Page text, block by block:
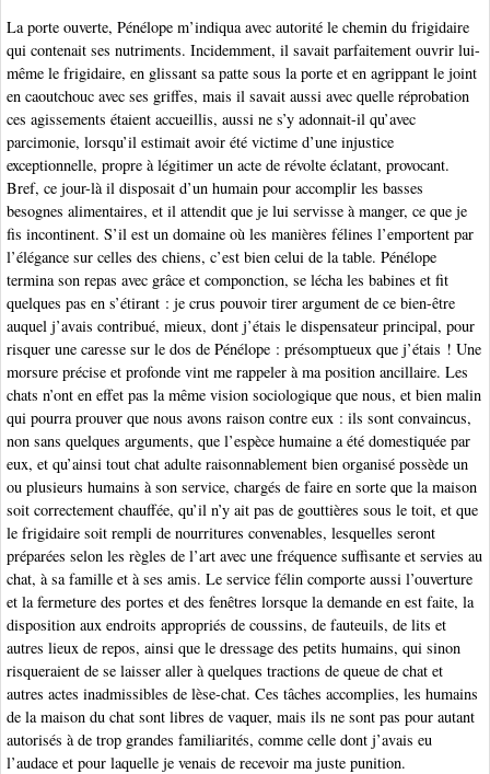
La porte ouverte, Pénélope m’indiqua avec autorité le chemin du frigidaire
qui contenait ses nutriments. Incidemment, il savait parfaitement ouvrir lui-
même le frigidaire, en glissant sa patte sous la porte et en agrippant le joint
en caoutchouc avec ses griffes, mais il savait aussi avec quelle réprobation
ces agissements étaient accueillis, aussi ne s’y adonnait-il qu’avec
parcimonie, lorsqu’il estimait avoir été victime d’une injustice
exceptionnelle, propre à légitimer un acte de révolte éclatant, provocant.
Bref, ce jour-là il disposait d’un humain pour accomplir les basses
besognes alimentaires, et il attendit que je lui servisse à manger, ce que je
fis incontinent. S’il est un domaine où les manières félines l’emportent par
l’élégance sur celles des chiens, c’est bien celui de la table. Pénélope
termina son repas avec grâce et componction, se lécha les babines et fit
quelques pas en s’étirant : je crus pouvoir tirer argument de ce bien-être
auquel j’avais contribué, mieux, dont j’étais le dispensateur principal, pour
risquer une caresse sur le dos de Pénélope : présomptueux que j’étais ! Une
morsure précise et profonde vint me rappeler à ma position ancillaire. Les
chats n’ont en effet pas la même vision sociologique que nous, et bien malin
qui pourra prouver que nous avons raison contre eux : ils sont convaincus,
non sans quelques arguments, que l’espèce humaine a été domestiquée par
eux, et qu’ainsi tout chat adulte raisonnablement bien organisé possède un
ou plusieurs humains à son service, chargés de faire en sorte que la maison
soit correctement chauffée, qu’il n’y ait pas de gouttières sous le toit, et que
le frigidaire soit rempli de nourritures convenables, lesquelles seront
préparées selon les règles de l’art avec une fréquence suffisante et servies au
chat, à sa famille et à ses amis. Le service félin comporte aussi l’ouverture
et la fermeture des portes et des fenêtres lorsque la demande en est faite, la
disposition aux endroits appropriés de coussins, de fauteuils, de lits et
autres lieux de repos, ainsi que le dressage des petits humains, qui sinon
risqueraient de se laisser aller à quelques tractions de queue de chat et
autres actes inadmissibles de lèse-chat. Ces tâches accomplies, les humains
de la maison du chat sont libres de vaquer, mais ils ne sont pas pour autant
autorisés à de trop grandes familiarités, comme celle dont j’avais eu
l’audace et pour laquelle je venais de recevoir ma juste punition.